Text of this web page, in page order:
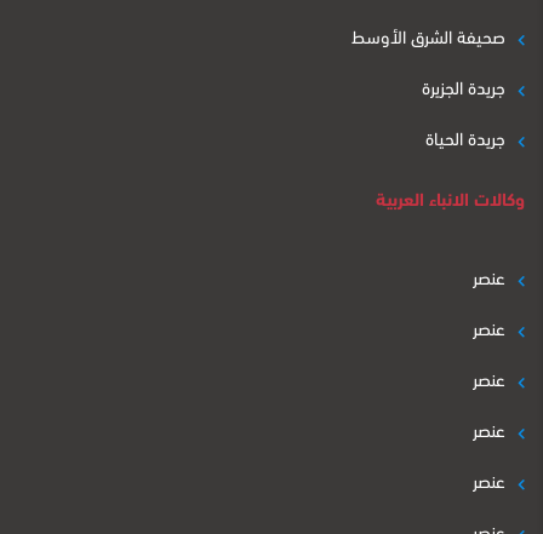
صحيفة الشرق الأوسط
جريدة الجزيرة
جريدة الحياة
وكالات الانباء العربية
عنصر
عنصر
عنصر
عنصر
عنصر